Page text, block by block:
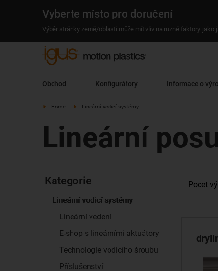
Vyberte místo pro doručení
Výběr stránky země/oblasti může mít vliv na různé faktory,
Obchod Konfigurátory Informace o
Home Lineární vodicí systémy
Lineární
Kategorie
Lineární vodicí systémy
Lineární vedení
E-shop s lineárními aktuátory
Technologie vodicího šroubu
Příslušenství
Pocet